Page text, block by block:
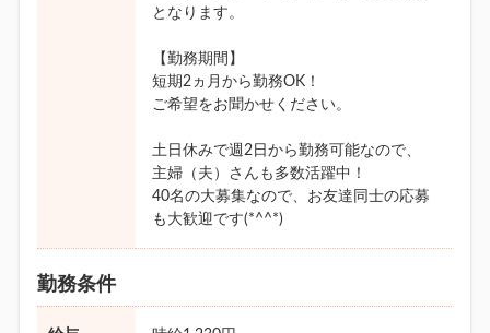
となります。
【勤務期間】
短期2ヵ月から勤務OK！
ご希望をお聞かせください。
土日休みで週2日から勤務可能なので、
主婦（夫）さんも多数活躍中！
40名の大募集なので、お友達同士の応募
も大歓迎です(*^^*)
勤務条件